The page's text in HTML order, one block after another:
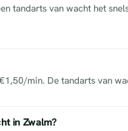
tandarts van wacht het
min. De tandarts van
in Zwalm?